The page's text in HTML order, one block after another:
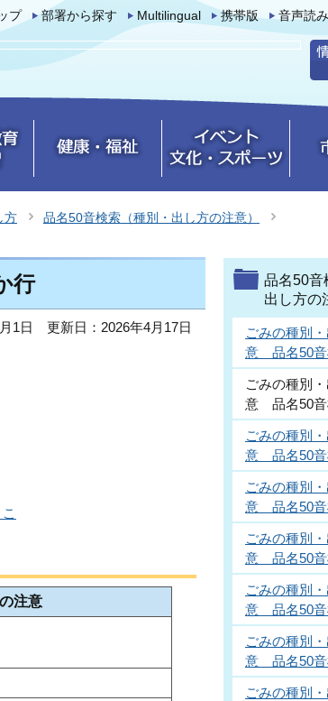
プ 部署から探す Multilingual 携帯版 音声読
方
品名50音検索（種別・出し方の注意）
行
1日 更新日：2026年4月17日
注意
品名50音
出し方の
ごみの種別
意 品名50
ごみの種別
意 品名50
ごみの種別
意 品名50
ごみの種別
意 品名50
ごみの種別
意 品名50
ごみの種別
意 品名50
ごみの種別
意 品名50
ごみの種別